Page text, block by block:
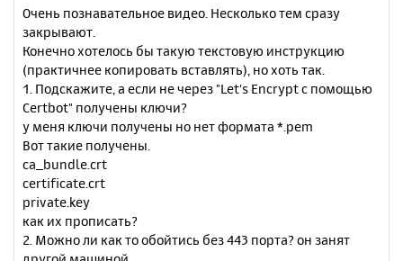
Очень познавательное видео. Несколько тем сразу
закрывают.
Конечно хотелось бы такую текстовую инструкцию
(практичнее копировать вставлять), но хоть так.
1. Подскажите, а если не через "Let's Encrypt с помощью
Certbot" получены ключи?
у меня ключи получены но нет формата *.pem
Вот такие получены.
ca_bundle.crt
certificate.crt
private.key
как их прописать?
2. Можно ли как то обойтись без 443 порта? он занят